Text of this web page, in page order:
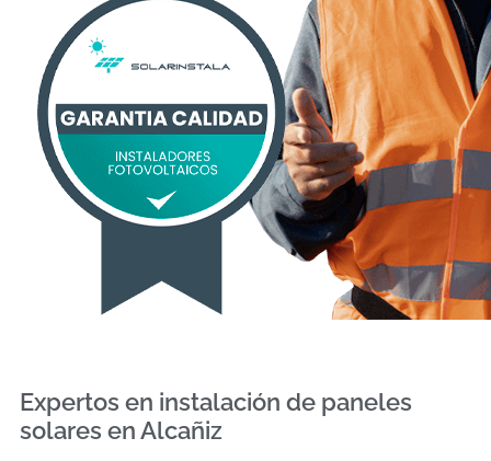
Expertos en instalación de paneles
solares en Alcañiz